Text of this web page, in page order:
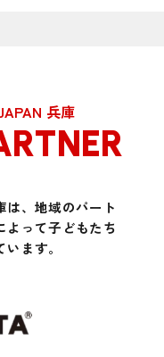
兵庫
は、地域のパート
よって子どもたち
ます。